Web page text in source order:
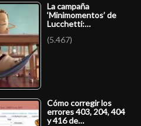
La campaña
‘Minimomentos’ de
Lucchetti:…
(5.467)
Cómo corregir los
errores 403, 204, 404
y 416 de…